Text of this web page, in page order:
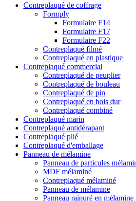
Contreplaqué de coffrage
Formply
Formulaire F14
Formulaire F17
Formulaire F22
Contreplaqué filmé
Contreplaqué en plastique
Contreplaqué commercial
Contreplaqué de peuplier
Contreplaqué de bouleau
Contreplaqué de pin
Contreplaqué en bois dur
Contreplaqué combiné
Contreplaqué marin
Contreplaqué antidérapant
Contreplaqué plié
Contreplaqué d'emballage
Panneau de mélamine
Panneau de particules
MDF mélaminé
Contreplaqué mélaminé
Panneau de mélamine
Panneau rainuré en mélamine